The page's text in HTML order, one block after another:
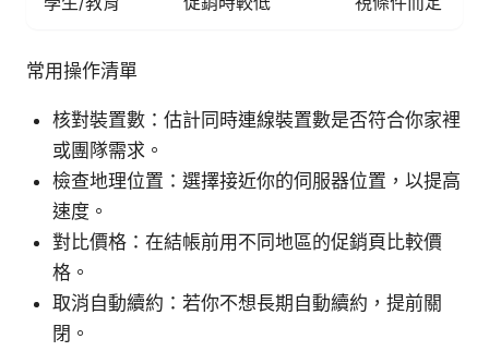
常用操作清單
核對裝置數：估計同時連線裝置數是否符合你家裡
或團隊需求。
檢查地理位置：選擇接近你的伺服器位置，以提高
速度。
對比價格：在結帳前用不同地區的促銷頁比較價
格。
取消自動續約：若你不想長期自動續約，提前關
閉。